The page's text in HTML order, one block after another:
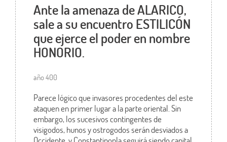
Ante la amenaza de ALARICO,
sale a su encuentro ESTILICÓN
que ejerce el poder en nombre
HONORIO.
año 400
Parece lógico que invasores procedentes del este
ataquen en primer lugar a la parte oriental. Sin
embargo, los sucesivos contingentes de
visigodos, hunos y ostrogodos serán desviados a